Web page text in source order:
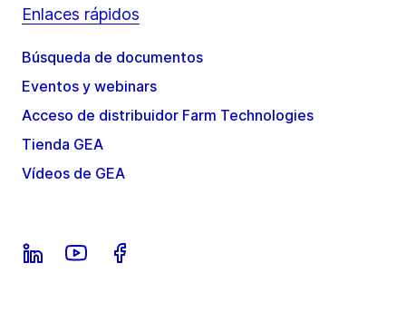
Enlaces rápidos
Búsqueda de documentos
Eventos y webinars
Acceso de distribuidor Farm Technologies
Tienda GEA
Vídeos de GEA